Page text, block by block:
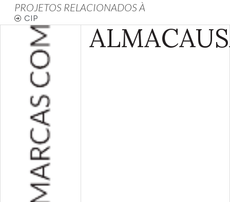
PROJETOS RELACIONADOS À
CIP
ALMA